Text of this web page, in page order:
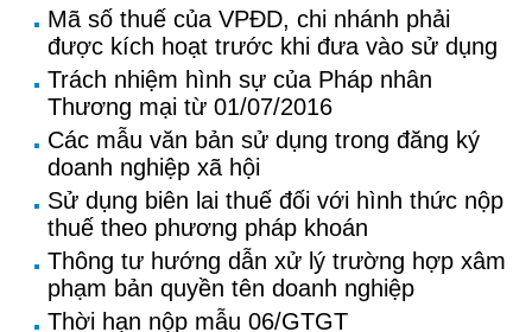
Mã số thuế của VPĐD, chi nhánh phải
được kích hoạt trước khi đưa vào sử dụng
Trách nhiệm hình sự của Pháp nhân
Thương mại từ 01/07/2016
Các mẫu văn bản sử dụng trong đăng ký
doanh nghiệp xã hội
Sử dụng biên lai thuế đối với hình thức nộp
thuế theo phương pháp khoán
Thông tư hướng dẫn xử lý trường hợp xâm
phạm bản quyền tên doanh nghiệp
Thời hạn nộp mẫu 06/GTGT